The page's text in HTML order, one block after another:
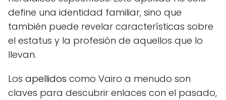
define una identidad familiar, sino que
también puede revelar características sobre
el estatus y la profesión de aquellos que lo
llevan.
Los apellidos como Vairo a menudo son
claves para descubrir enlaces con el pasado,